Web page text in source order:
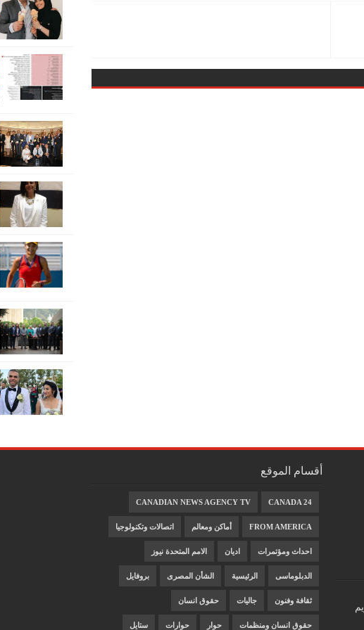
أقسام الموقع
CANADA 24
CANADIAN NEWS AGENCY TV
FROM AMERICA أماكن ومعالم اتصالات وتكنولوجيا
احداث ومؤتمرات اديان الامم المتحدة نيوز
الدبلوماسى الرئيسية الشأن المصرى بروفايل
ثقافة وفنون جاليات حقوق انسان
حقوق انسان ومنظمات حوار حوارات ستايل